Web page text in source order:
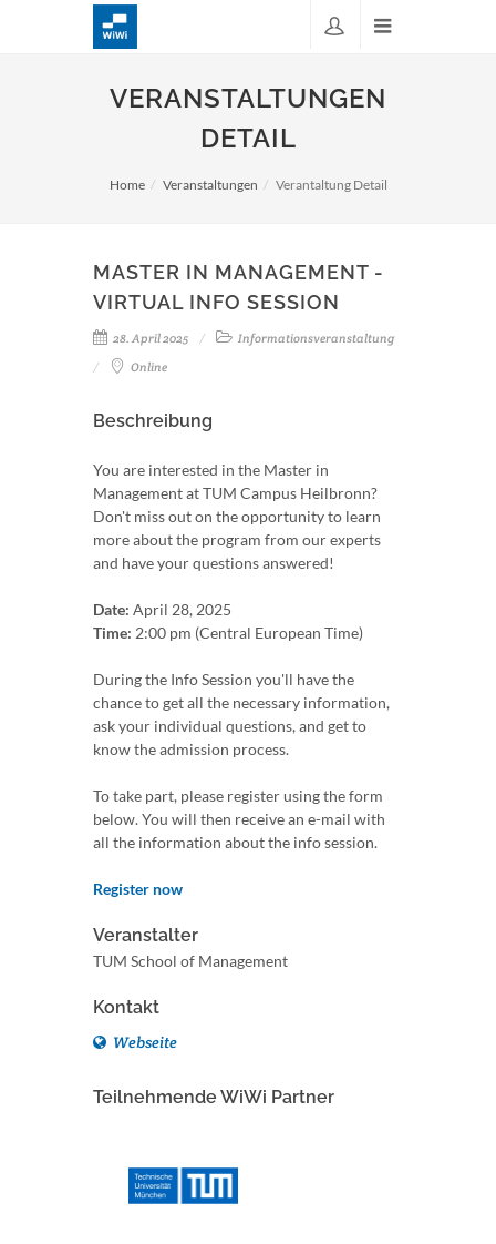
VERANSTALTUNGEN
DETAIL
Home Veranstaltungen Verantaltung Detail
MASTER IN MANAGEMENT -
VIRTUAL INFO SESSION
28. April 2025
Informationsveranstaltung
Online
Beschreibung
You are interested in the Master in
Management at TUM Campus Heilbronn?
Don't miss out on the opportunity to learn
more about the program from our experts
and have your questions answered!
Date: April 28, 2025
Time: 2:00 pm (Central European Time)
During the Info Session you'll have the
chance to get all the necessary information,
ask your individual questions, and get to
know the admission process.
To take part, please register using the form
below. You will then receive an e-mail with
all the information about the info session.
Register now
Veranstalter
TUM School of Management
Kontakt
Webseite
Teilnehmende WiWi Partner